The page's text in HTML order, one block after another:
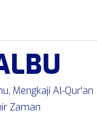
Mengkaji Al-Qur'an
Zaman